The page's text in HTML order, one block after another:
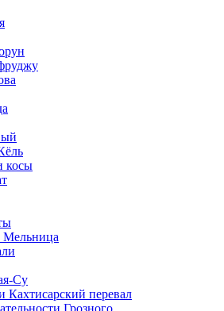
косы
Мельница
Су
перевал
Грозного